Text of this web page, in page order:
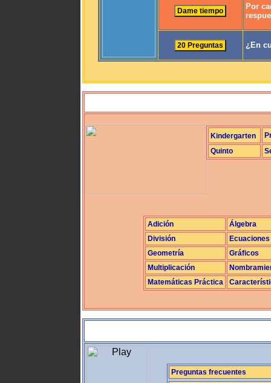
Por
¿En
Kindergarten
Quinto
Adición
Álgebra
División
Ecuaciones
Geometría
Gráficos
Multiplicación
Matemáticas Práctica
Preguntas frecuentes